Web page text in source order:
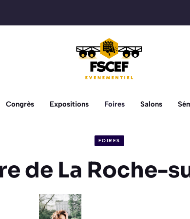
Congrès Expositions Foires Salons
FOIRES
de La Roche-